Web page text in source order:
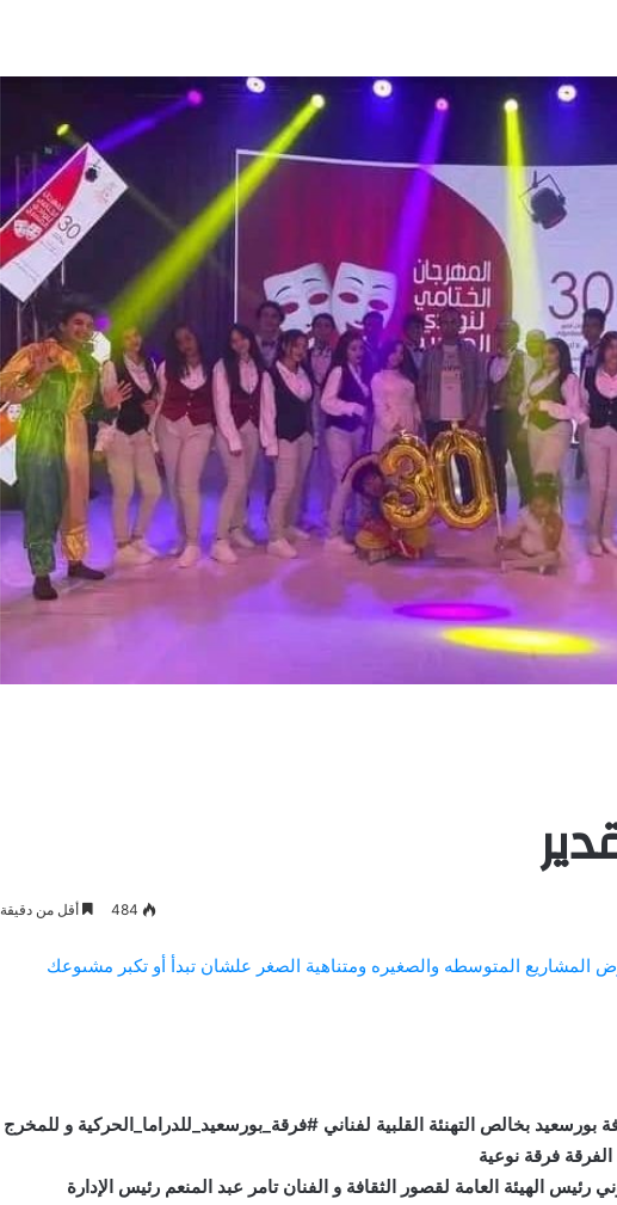
484 أقل من دقيقة
بخالص التهنئة القلبية لفناني #فرقة_بورسعيد_للدراما_الحركية و للمخرج
فرقة نوعية
الهيئة العامة لقصور الثقافة و الفنان تامر عبد المنعم رئيس الإدارة